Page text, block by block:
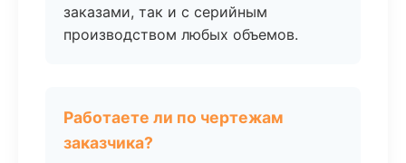
заказами, так и с серийным
производством любых объемов.
Работаете ли по чертежам
заказчика?